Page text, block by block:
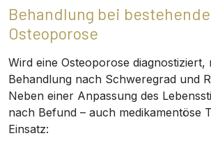
Behandlung bei
Osteoporose
Wird eine Osteoporose diagnostiziert,
Behandlung nach Schweregrad und
Neben einer Anpassung des
nach Befund – auch medikamentöse
Einsatz: